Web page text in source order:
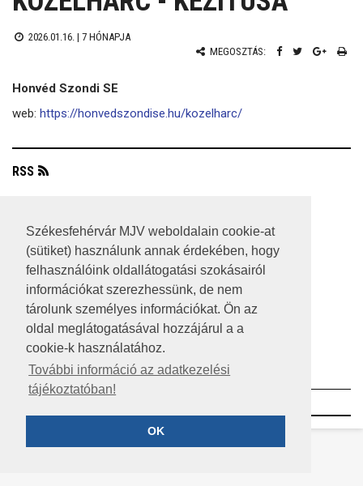
Székesfehérvár MJV weboldalain cookie-at
(sütiket) használunk annak érdekében, hogy
felhasználóink oldallátogatási szokásairól
információkat szerezhessünk, de nem
tárolunk személyes információkat. Ön az
oldal meglátogatásával hozzájárul a a
cookie-k használatához.
További információ az adatkezelési
tájékoztatóban!
OK
2026.01.16. | 7 HÓNAPJA
MEGOSZTÁS:
Honvéd Szondi SE
web: https://honvedszondise.hu/kozelharc/
RSS
JOGI NYILATKOZAT
IMPRESSZUM
MÉDIAAJÁNLAT
KÖZÉRDEKŰ ADATOK
ADATVÉDELEM